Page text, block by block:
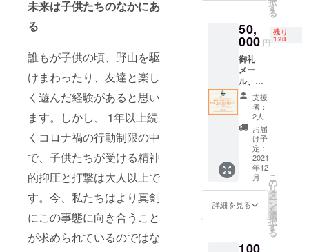
未来は子供たちのなかにあ
る
誰もが子供の頃、野山を駆
けまわったり、友達と楽し
く遊んだ経験があると思い
ます。しかし、 1年以上続
くコロナ禍の行動制限の中
で、子供たちが受ける精神
的抑圧と打撃は大人以上で
す。今、私たちはより真剣
にこの事態に向き合うこと
が求められているのではな
ツは含
まれま
せん
イズ。※
は選べ
ません)
第29回
公式報
告書
（2022
年5月発
送）
す
る
50,
000 円
残り
128
御礼
メー
ル、
ニュー
スレ
ター
（毎月
10日配
信）、
欧州文
化首都
グッズ
セット
（Tシャ
ツ含む3
点セッ
シャツ
支援
者：
2人
お届
け予
定：
2021
年12
月
詳細を見る
こ
の
リ
タ
ー
ン
を
選
択
す
る
100